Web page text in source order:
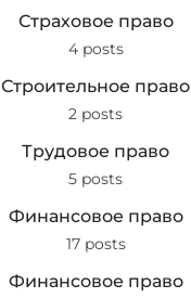
Страховое право
4 posts
Строительное право
2 posts
Трудовое право
5 posts
Финансовое право
17 posts
Финансовое право